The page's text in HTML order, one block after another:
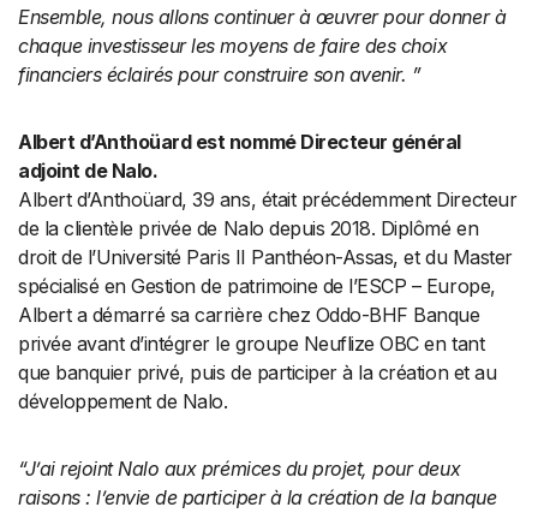
Ensemble, nous allons continuer à œuvrer pour donner à
chaque investisseur les moyens de faire des choix
financiers éclairés pour construire son avenir. ”
Albert d’Anthoüard est nommé Directeur général
adjoint de Nalo.
Albert d’Anthoüard, 39 ans, était précédemment Directeur
de la clientèle privée de Nalo depuis 2018. Diplômé en
droit de l’Université Paris II Panthéon-Assas, et du Master
spécialisé en Gestion de patrimoine de l’ESCP – Europe,
Albert a démarré sa carrière chez Oddo-BHF Banque
privée avant d’intégrer le groupe Neuflize OBC en tant
que banquier privé, puis de participer à la création et au
développement de Nalo.
“J’ai rejoint Nalo aux prémices du projet, pour deux
raisons : l’envie de participer à la création de la banque